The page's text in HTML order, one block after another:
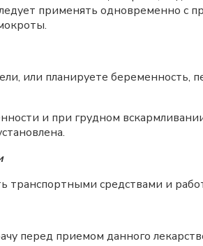
применять одновременно с
или планируете беременность,
и при грудном
транспортными средствами и
перед приемом данного